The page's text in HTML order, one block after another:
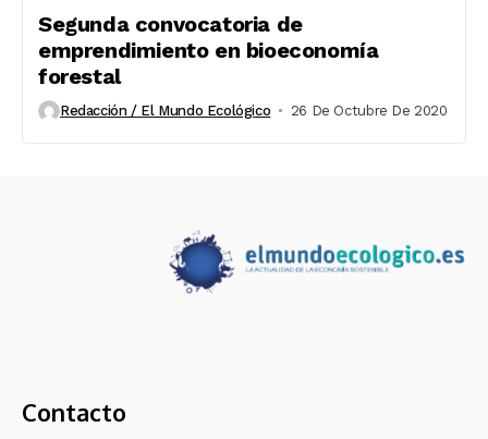
Segunda convocatoria de
emprendimiento en bioeconomía
forestal
Redacción / El Mundo Ecológico 26 De Octubre De 2020
Contacto